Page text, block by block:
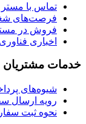
تماس با مستر
فرصت‌های
فروش در
اخباری فناوری
خدمات مشتریان
شیوه‌های
رویه ارسال
نحوه ثبت